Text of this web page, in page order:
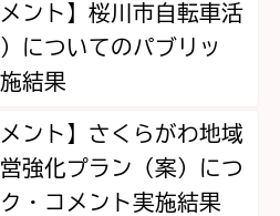
ント】桜川市自転車活
についてのパブリッ
結果
ント】さくらがわ地域
強化プラン（案）につ
・コメント実施結果